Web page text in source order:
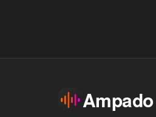
Ampado